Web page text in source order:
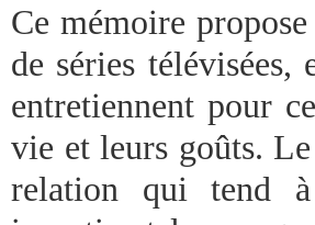
Ce mémoire
de séries
entretiennent pour
vie et leurs goûts.
relation qui tend à